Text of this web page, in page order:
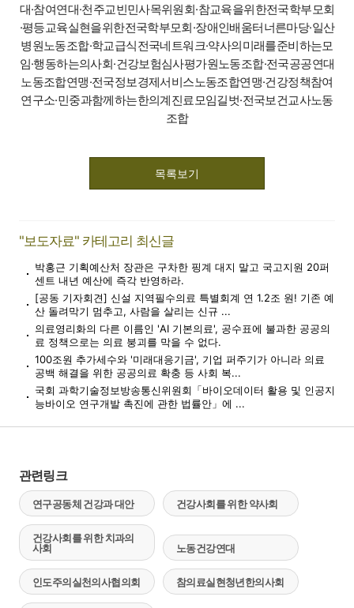
대·참여연대·천주교빈민사목위원회·참교육을위한전국학부모회
·평등교육실현을위한전국학부모회·장애인배움터너른마당·일산
병원노동조합·학교급식전국네트워크·약사의미래를준비하는모
임·행동하는의사회·건강보험심사평가원노동조합·전국공공연대
노동조합연맹·전국정보경제서비스노동조합연맹·건강정책참여
연구소·민중과함께하는한의계진료모임길벗·전국보건교사노동
조합
목록보기
"보도자료" 카테고리 최신글
박홍근 기획예산처 장관은 구차한 핑계 대지 말고 국고지원 20퍼
센트 내년 예산에 즉각 반영하라.
[공동 기자회견] 신설 지역필수의료 특별회계 연 1.2조 원! 기존 예
산 돌려막기 멈추고, 사람을 살리는 신규 ...
의료영리화의 다른 이름인 'AI 기본의료', 공수표에 불과한 공공의
료 정책으로는 의료 붕괴를 막을 수 없다.
100조원 추가세수와 '미래대응기금', 기업 퍼주기가 아니라 의료
공백 해결을 위한 공공의료 확충 등 사회 복...
국회 과학기술정보방송통신위원회「바이오데이터 활용 및 인공지
능바이오 연구개발 촉진에 관한 법률안」에 ...
관련링크
연구공동체 건강과 대안 건강사회를 위한 약사회
건강사회를 위한 치과의
사회
노동건강연대
인도주의실천의사협의회 참의료실현청년한의사회